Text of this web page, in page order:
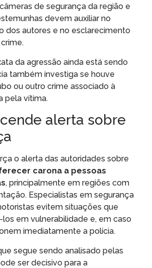
de segurança da região e
devem auxiliar no
dos autores e no esclarecimento
da agressão ainda está sendo
também investiga se houve
ou outro crime associado à
pela vítima.
alerta sobre
o alerta das autoridades sobre
carona a pessoas
, principalmente em regiões com
Especialistas em segurança
evitem situações que
em vulnerabilidade e, em caso
imediatamente a polícia.
segue sendo analisado pelas
ser decisivo para a